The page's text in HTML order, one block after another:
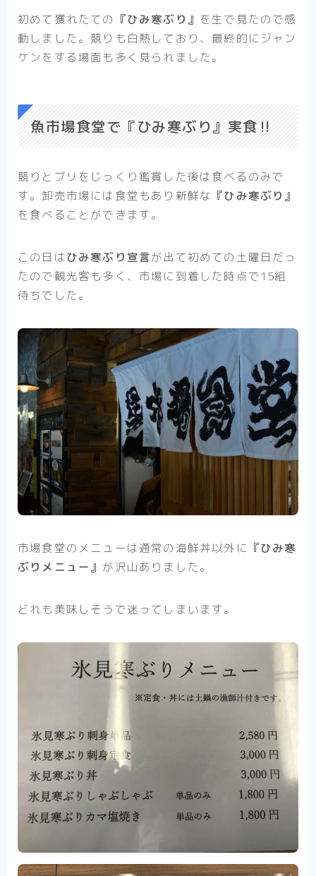
初めて獲れたての 『ひみ寒ぶり』 を生で見たので感
動しました。競りも白熱しており、最終的にジャン
ケンをする場面も多く見られました。
魚市場食堂で『ひみ寒ぶり』実食‼︎
競りとブリをじっくり鑑賞した後は食べるのみで
す。卸売市場には食堂もあり新鮮な 『ひみ寒ぶり』
を食べることができます。
この日はひみ寒ぶり宣言が出て初めての土曜日だっ
たので観光客も多く、市場に到着した時点で15組
待ちでした。
市場食堂のメニューは通常の海鮮丼以外に 『ひみ寒
ぶりメニュー』 が沢山ありました。
どれも美味しそうで迷ってしまいます。